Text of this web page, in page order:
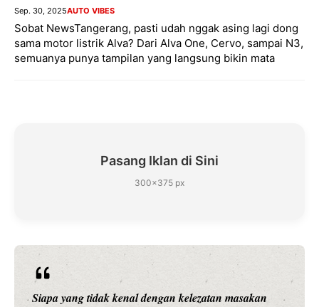
Sep. 30, 2025AUTO VIBES
Sobat NewsTangerang, pasti udah nggak asing lagi dong
sama motor listrik Alva? Dari Alva One, Cervo, sampai N3,
semuanya punya tampilan yang langsung bikin mata
Pasang Iklan di Sini
300×375 px
Siapa yang tidak kenal dengan kelezatan masakan